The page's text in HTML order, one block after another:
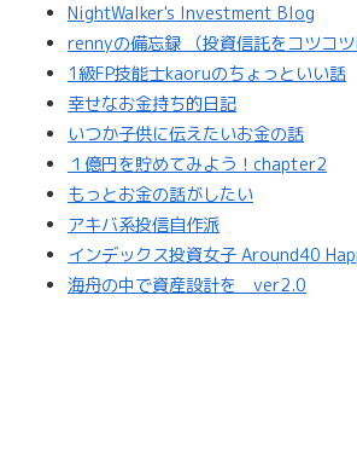
NightWalker's Investment Blog
rennyの備忘録 （投資信託をコツコ
1級FP技能士kaoruのちょっといい話
幸せなお金持ち的日記
いつか子供に伝えたいお金の話
１億円を貯めてみよう！chapter2
もっとお金の話がしたい
アキバ系投信自作派
インデックス投資女子 Around40
海舟の中で資産設計を ver2.0